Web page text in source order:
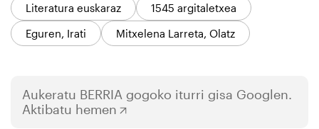
Literatura euskaraz
1545 argitaletxea
Eguren, Irati
Mitxelena Larreta, Olatz
Aukeratu BERRIA gogoko iturri gisa Googlen.
Aktibatu hemen